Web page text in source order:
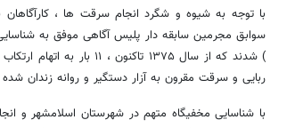
با توجه به شیوه و شگرد انجام سرقت ها ، کارآگاهان
) شدند که از سال ۱۳۷۵
ربایی و سرقت مقرون به آزار دستگیر و روانه زندان
با شناسایی مخفیگاه متهم در شهرستان اسلامشهر و